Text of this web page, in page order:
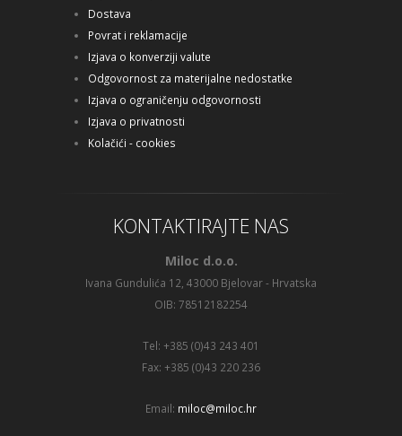
Dostava
Povrat i reklamacije
Izjava o konverziji valute
Odgovornost za materijalne nedostatke
Izjava o ograničenju odgovornosti
Izjava o privatnosti
Kolačići - cookies
KONTAKTIRAJTE NAS
Miloc d.o.o.
Ivana Gundulića 12, 43000 Bjelovar - Hrvatska
OIB: 78512182254
Tel: +385 (0)43 243 401
Fax: +385 (0)43 220 236
Email: miloc@miloc.hr